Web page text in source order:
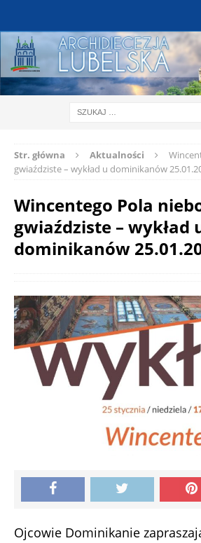
Str. główna Aktualności
gwiaździste – wykład u dominikanów
Wincentego Pola
gwiaździste – wykład
dominikanów
Ojcowie Dominikanie